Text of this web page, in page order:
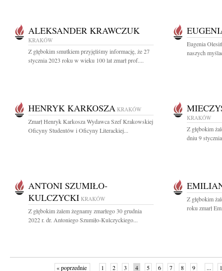
ALEKSANDER KRAWCZUK
KRAKÓW
Z głębokim smutkiem przyjęliśmy informację, że 27
stycznia 2023 roku w wieku 100 lat zmarł prof....
Eugenia
naszych
HENRYK KARKOSZA KRAKÓW
Zmarł Henryk Karkosza Wydawca Szef Krakowskiej
Oficyny Studentów i Oficyny Literackiej...
KRAKÓW
Z głębokim
dniu 9
ANTONI SZUMIŁO-
KULCZYCKI KRAKÓW
Z głębokim żalem żegnamy zmarłego 30 grudnia
2022 r. dr. Antoniego Szumiło-Kulczyckiego...
Z głębokim
roku zmarł
« poprzednie 1 2 3 4 5 6 7 8 9 ...